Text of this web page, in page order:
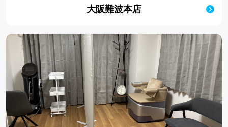
大阪難波本店